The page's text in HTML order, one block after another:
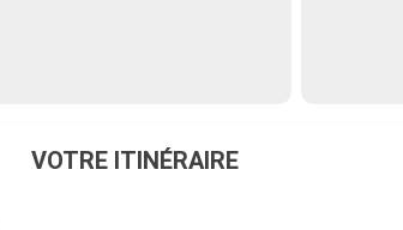
VOTRE ITINÉRAIRE